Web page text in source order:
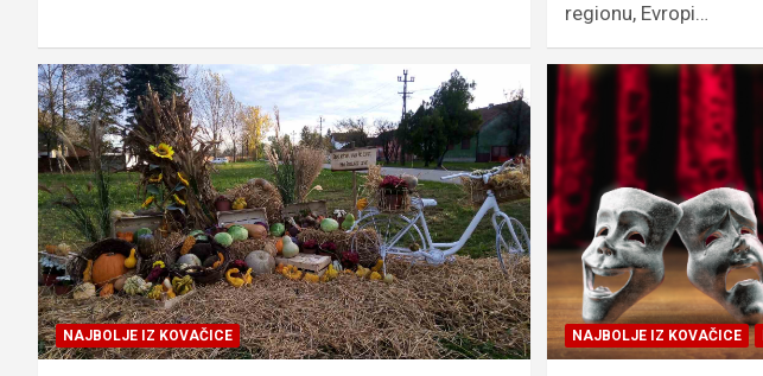
regionu, Evropi…
NAJBOLJE IZ KOVAČICE NAJBOLJE IZ KOVAČICE